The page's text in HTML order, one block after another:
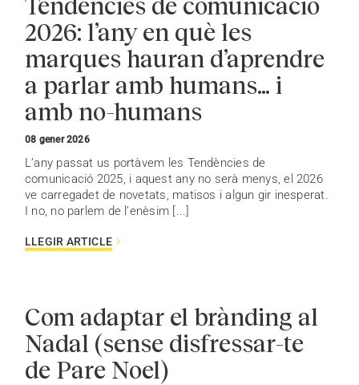
2026: l’any en què les
marques hauran d’aprendre
a parlar amb humans… i
amb no-humans
08 gener 2026
L’any passat us portàvem les Tendències de
comunicació 2025, i aquest any no serà menys, el 2026
ve carregadet de novetats, matisos i algun gir inesperat.
I no, no parlem de l’enèsim [...]
LLEGIR ARTICLE
Com adaptar el brànding al
Nadal (sense disfressar-te
de Pare Noel)